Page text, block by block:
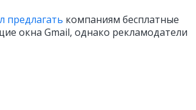
предлагать компаниям бесплатные
окна Gmail, однако рекламодатели